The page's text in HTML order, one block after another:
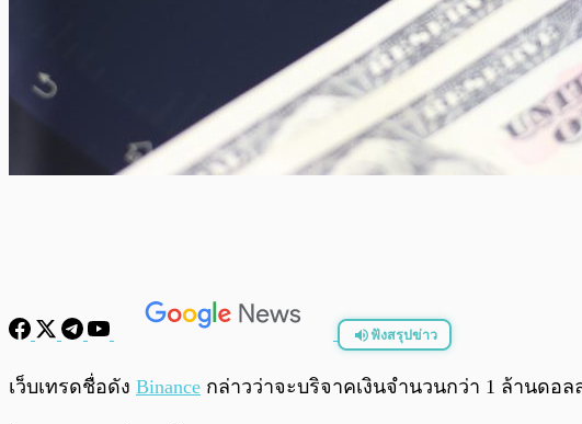
ฟังสรุปข่าว
พร้อมเล่น
เว็บเทรดชื่อดัง Binance กล่าวว่าจะบริจาคเงินจำนวนกว่า 1 ล้านด